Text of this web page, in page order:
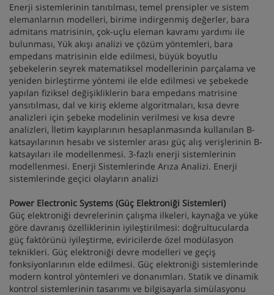
Enerji sistemlerinin tanıtılması, temel prensipler ve sistem
elemanlarnın modelleri, birime indirgenmiş değerler, bara
admitans matrisinin, çok-uçlu eleman kavramı yardımı ile
bulunması, Yük akışı analizi ve çözüm yöntemleri, bara
empedans matrisinin elde edilmesi, büyük boyutlu
şebekelerin seyrek matematiksel modellerinin parçalama ve
yeniden birleştirme yöntemi ile elde edilmesi ve şebekede
yapılan fiziksel değişikliklerin bara empedans matrisine
yansıtılması, dal ve kiriş ekleme algoritmaları, kısa devre
analizleri için şebeke modelinin verilmesi ve kısa devre
analizleri, İletim kayıplarının hesaplanmasında kullanılan B-
katsayılarının hesabı ve sistemler arası güç alış verişlerinin B-
katsayıları ile modellenmesi. 3-fazlı enerji sistemlerinin
modellenmesi. Enerji Sistemlerinde Arıza Analizi. Enerji
sistemlerinde geçici olayların analizi
Power Electronic Systems (Güç Elektroniği Sistemleri)
Güç elektroniği devrelerinin çalışma ilkeleri, kaynağa ve yüke
göre davranış özelliklerinin iyileştirilmesi: doğrultucularda
güç faktörünü iyileştirme, eviricilerde özel modülasyon
teknikleri. Güç elektroniği devre modelleri ve geçiş
fonksiyonlarının elde edilmesi. Güç elektroniği sistemlerinde
modern kontrol yöntemleri ve donanımları. Statik ve dinamik
kontrol sistemlerinin tasarımı ve bilgisayarla simülasyonu